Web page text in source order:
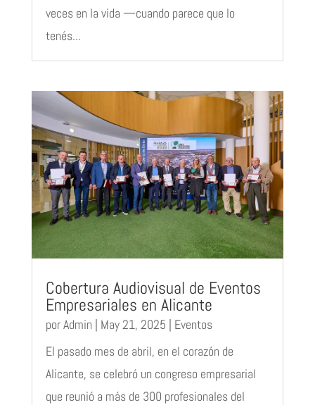
veces en la vida —cuando parece que lo
tenés...
Cobertura Audiovisual de Eventos
Empresariales en Alicante
porAdmin | May 21, 2025 | Eventos
El pasado mes de abril, en el corazón de
Alicante, se celebró un congreso empresarial
que reunió a más de 300 profesionales del